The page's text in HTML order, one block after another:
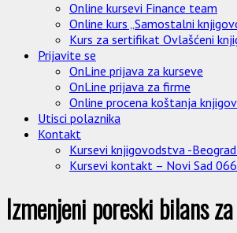
Online kursevi Finance team
Online kurs „Samostalni
Kurs za sertifikat Ovlašćeni
Prijavite se
OnLine prijava za kurseve
OnLine prijava za firme
Online procena koštanja
Utisci polaznika
Kontakt
Kursevi knjigovodstva -
Kursevi kontakt – Novi Sad
Izmenjeni poreski bilans